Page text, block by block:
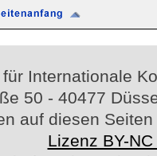
Internationale
50 - 40477
auf diesen
Lizenz BY-